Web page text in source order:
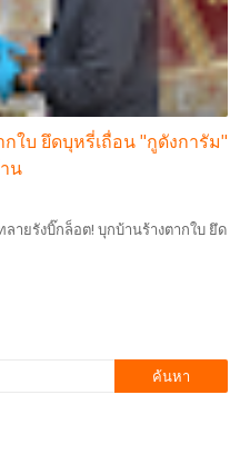
ใบ ยึดบุหรี่เถื่อน "กูดังการัม"
น
ายรังบิ๊กล็อต! บุกบ้านร้างตากใบ ยึด